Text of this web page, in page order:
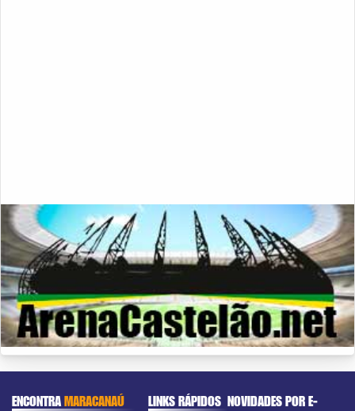
ENCONTRAMARACANAÚ LINKS RÁPIDOS NOVIDADES POR E-